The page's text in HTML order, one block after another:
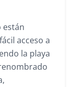
están
acceso a
la playa